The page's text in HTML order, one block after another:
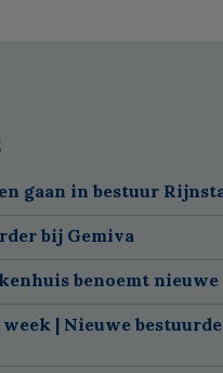
gaan in bestuur
bij Gemiva
benoemt nieuwe
week | Nieuwe